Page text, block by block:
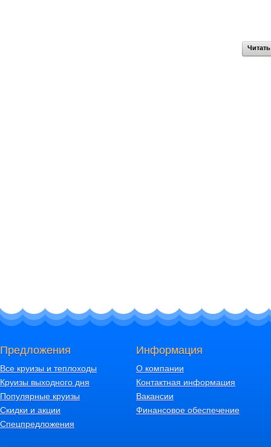
Предложения
Все круизы и теплоходы
Круизы выходного дня
Популярные круизы
Скидки и акции
Спецпредложения
Информация
О компании
Контактная информация
Вакансии
Финансовое обеспечение